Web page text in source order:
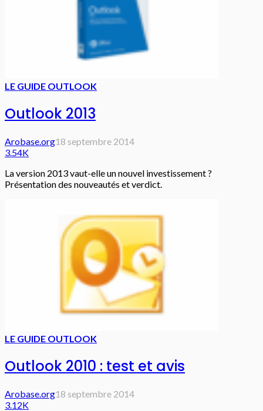
LE GUIDE OUTLOOK
Outlook 2013
Arobase.org18 septembre 2014
3.54K
La version 2013 vaut-elle un nouvel investissement ?
Présentation des nouveautés et verdict.
LE GUIDE OUTLOOK
Outlook 2010 : test et avis
Arobase.org18 septembre 2014
3.12K